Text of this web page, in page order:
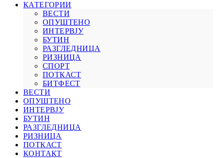
КАТЕГОРИИ
ВЕСТИ
ОПУШТЕНО
ИНТЕРВЈУ
БУТИН
РАЗГЛЕДНИЦА
РИЗНИЦА
СПОРТ
ПОТКАСТ
БИТФЕСТ
ВЕСТИ
ОПУШТЕНО
ИНТЕРВЈУ
БУТИН
РАЗГЛЕДНИЦА
РИЗНИЦА
ПОТКАСТ
КОНТАКТ